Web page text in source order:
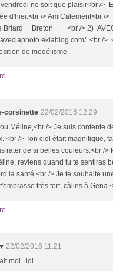
ne soit que plaisir<br />
d'hier.<br />
Breton <br /> 2) AVEC
aveclaphoto.eklablog.com/ <br /
de modélisme.
corsinette 22/02/2016 12:29
Méline,<br /> Je suis contente
<br /> Ton ciel était magnifique,
rater de si belles couleurs.<br />
reviens quand tu te sentiras
la santé.<br /> Je te souhaite
très fort, câlins à
22/02/2016 11:21
moi...lol